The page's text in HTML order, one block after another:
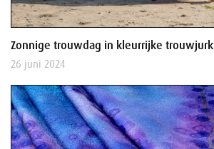
Zonnige trouwdag in kleurrijke trouwjurk
26 juni 2024